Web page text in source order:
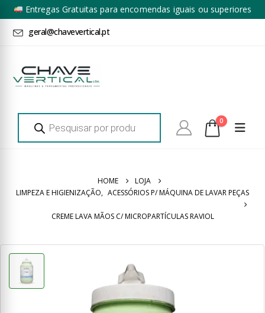
Entregas Gratuitas para encomendas iguais ou superiores
a 100€ + IVA*
geral@chavevertical.pt
Products
search 0
HOME
LOJA
LIMPEZA E HIGIENIZAÇÃO, ACESSÓRIOS P/ MÁQUINA DE LAVAR PEÇAS
CREME LAVA MÃOS C/ MICROPARTÍCULAS RAVIOL